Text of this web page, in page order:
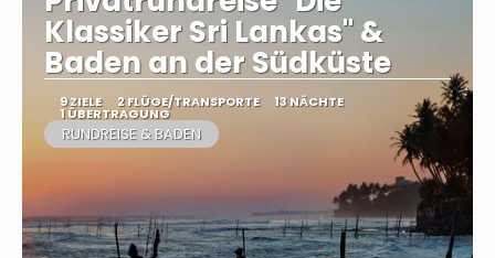
Klassiker Sri Lankas" &
Baden an der Südküste
9 ZIELE 2 FLÜGE/TRANSPORTE 13 NÄCHTE
1 ÜBERTRAGUNG
RUNDREISE & BADEN